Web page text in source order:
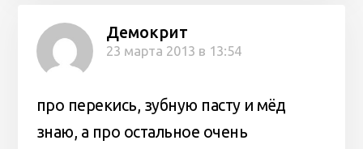
Демокрит
23 марта 2013 в 13:54
про перекись, зубную пасту и мёд
знаю, а про остальное очень